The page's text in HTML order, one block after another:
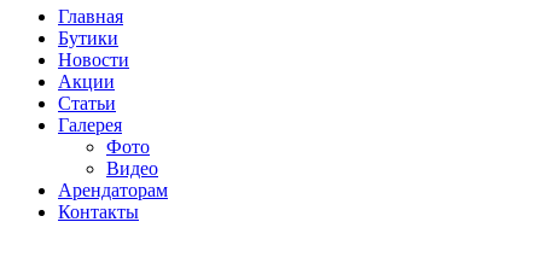
Главная
Бутики
Новости
Акции
Статьи
Галерея
Фото
Видео
Арендаторам
Контакты